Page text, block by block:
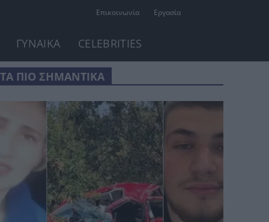
Επικοινωνία Εργασία
ΓΥΝΑΙΚΑ CELEBRITIES
ΤΑ ΠΙΟ ΣΗΜΑΝΤΙΚΑ